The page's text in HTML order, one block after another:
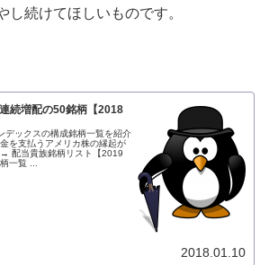
し続けてほしいものです。
続増配の50銘柄【2018
デックスの構成銘柄一覧を紹介
を支払うアメリカ株の縁起が
配当貴族銘柄リスト【2019
一覧 ...
2018.01.10